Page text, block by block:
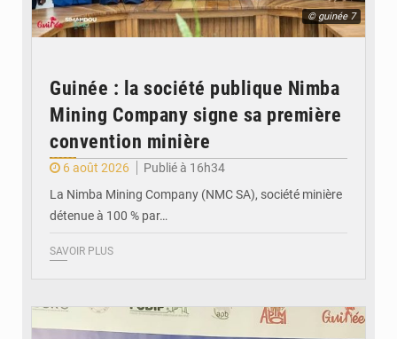
© guinée 7
Guinée : la société publique Nimba
Mining Company signe sa première
convention minière
6 août 2026
Publié à 16h34
La Nimba Mining Company (NMC SA), société minière
détenue à 100 % par…
SAVOIR PLUS